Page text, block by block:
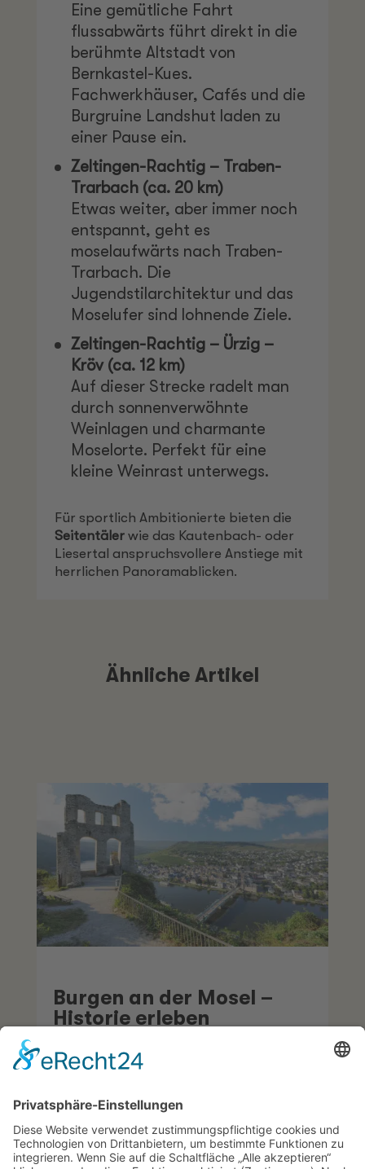
Eine gemütliche Fahrt
flussabwärts führt direkt in die
berühmte Altstadt von
Bernkastel-Kues.
Fachwerkhäuser, Cafés und die
Burgruine Landshut laden zu
einer Pause ein.
Zeltingen-Rachtig – Traben-
Trarbach (ca. 20 km)
Etwas weiter, aber immer noch
entspannt, geht es
moselaufwärts nach Traben-
Trarbach. Die
Jugendstilarchitektur und das
Moselufer sind lohnende Ziele.
Zeltingen-Rachtig – Ürzig –
Kröv (ca. 12 km)
Auf dieser Strecke radelt man
durch sonnenverwöhnte
Weinlagen und charmante
Moselorte. Perfekt für eine
kleine Weinrast unterwegs.
Für sportlich Ambitionierte bieten die
Seitentäler wie das Kautenbach- oder
Liesertal anspruchsvollere Anstiege mit
herrlichen Panoramablicken.
Ähnliche Artikel
Burgen an der Mosel –
Historie erleben
so eng mit Geschichte und Sagen
verbunden. Hoch über den Weinbergen
thronen stolze Burgen, die im Mittelalter